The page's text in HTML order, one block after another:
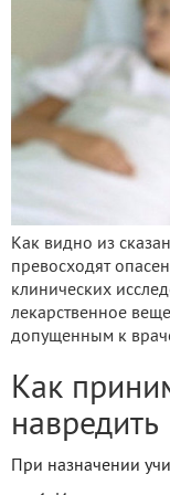
Как видно из
превосходят
клинических
лекарственное
допущенным к
Как
навредить
При назначении